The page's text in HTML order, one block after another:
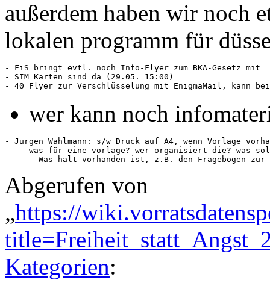
außerdem haben wir noch
lokalen programm für
- FiS bringt evtl. noch Info-Flyer zum BKA-Gesetz mit
- SIM Karten sind da (29.05. 15:00)
wer kann noch
- Jürgen Wahlmann: s/w Druck auf A4, wenn Vorlage
- was für eine vorlage? wer organisiert die? was
Abgerufen von
„https://
Kategorien: